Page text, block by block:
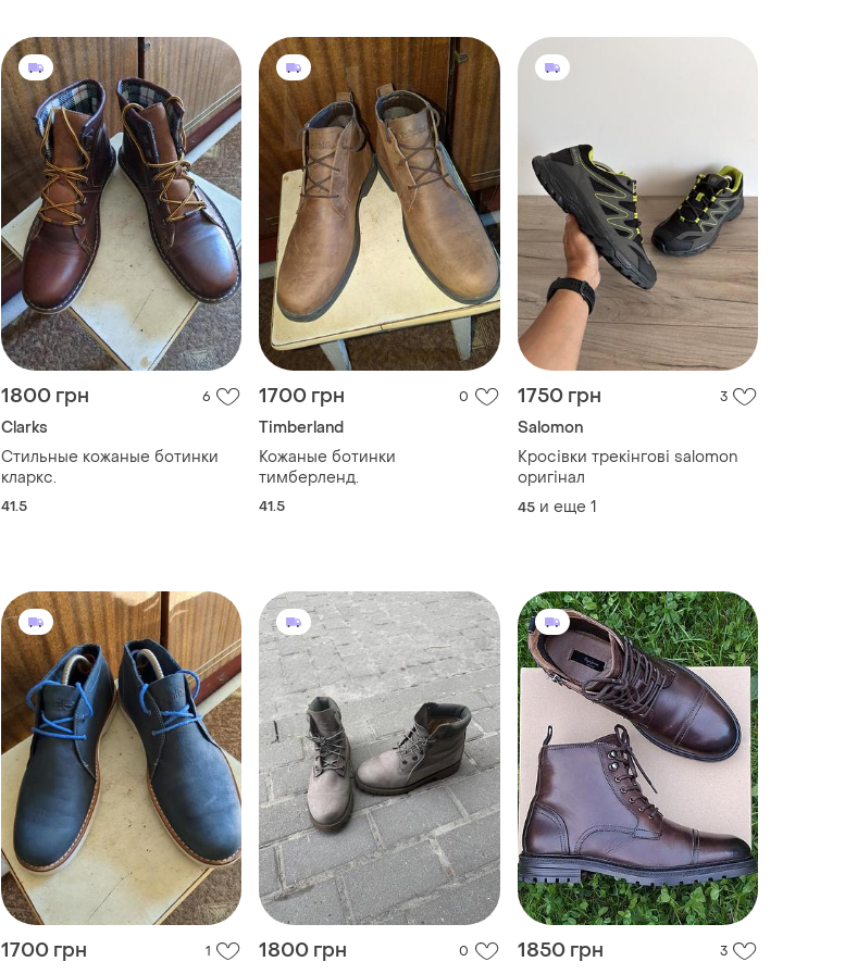
1800 грн 6
Clarks
Стильные кожаные ботинки
кларкс.
41.5
1700 грн 0
Timberland
Кожаные ботинки
тимберленд.
41.5
1750 грн 3
Salomon
Кросівки трекінгові salomon
оригінал
45 и еще 1
1700 грн 1 1800 грн 0 1850 грн 3